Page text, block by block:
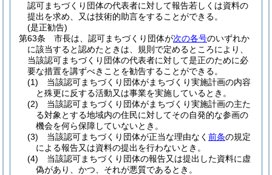
認可まちづくり団体の代表者に対して報告若しくは資料の
提出を求め、又は技術的助言をすることができる。
(是正勧告)
第63条
市長は、認可まちづくり団体が次の各号のいずれか
に該当すると認めたときは、規則で定めるところにより、
当該認可まちづくり団体の代表者に対して是正のために必
要な措置を講ずべきことを勧告することができる。
(1)
当該認可まちづくり団体がまちづくり実施計画の内容
と殊更に反する活動又は事業を実施しているとき。
(2)
当該認可まちづくり団体がまちづくり実施計画の主た
る対象とする地域内の住民に対してその自発的な参画の
機会を何ら保障していないとき。
(3)
当該認可まちづくり団体が正当な理由なく 前条の規定
による報告又は資料の提出を行わないとき。
(4)
当該認可まちづくり団体の報告又は提出した資料に虚
偽があり、かつ、それが悪質であるとき。